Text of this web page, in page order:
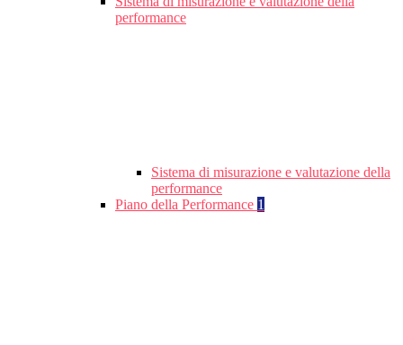
performance
Sistema di misurazione e valutazione della
performance
Piano della Performance 1